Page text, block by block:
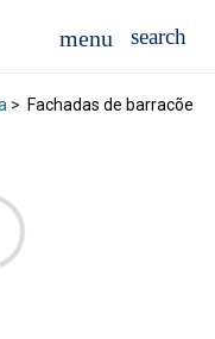
> Fachadas de barracões